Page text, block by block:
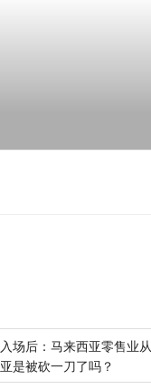
场后：马来西亚零售业
是被砍一刀了吗？